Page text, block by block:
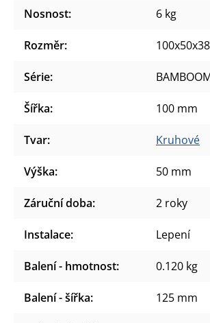
Nosnost: 6 kg
Rozměr:
Série:
Šířka: 100 mm
Tvar: Kruhové
Výška: 50 mm
Záruční doba: 2 roky
Instalace: Lepení
Balení - hmotnost: 0.120 kg
Balení - šířka: 125 mm